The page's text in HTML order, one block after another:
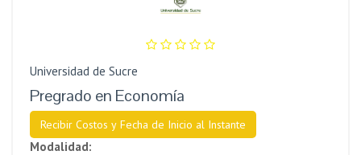
Universidad de Sucre
Pregrado en Economía
Recibir Costos y Fecha de Inicio al Instante
Modalidad: